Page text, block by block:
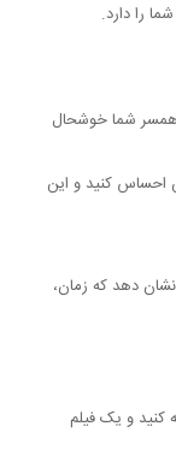
را دارد.
همسر شما خوشحال
احساس کنید و این
دهد که زمان،
کنید و یک فیلم